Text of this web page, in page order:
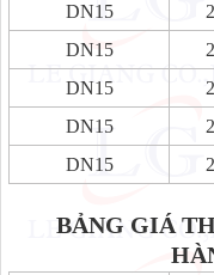
DN15
DN15
DN15
DN15
DN15
BẢNG GIÁ